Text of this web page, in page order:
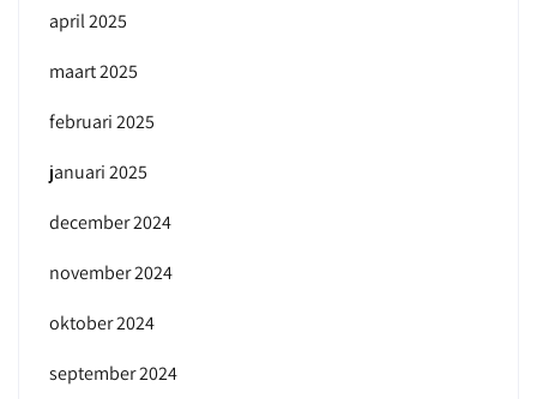
april 2025
maart 2025
februari 2025
januari 2025
december 2024
november 2024
oktober 2024
september 2024